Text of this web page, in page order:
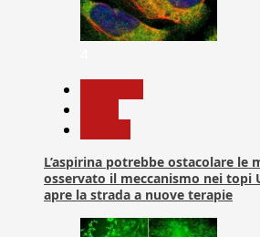
L’aspirina potrebbe ostacolare le
osservato il meccanismo nei topi
apre la strada a nuove terapie